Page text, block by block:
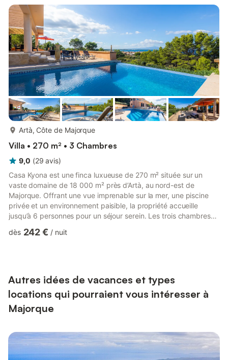
équipements de qualité de cette maison typique de Majorque
comprennent le Wi-Fi, la télévision par satellite, l...
Artà, Côte de Majorque
Villa • 270 m² • 3 Chambres
9,0 (29 avis)
Casa Kyona est une finca luxueuse de 270 m² située sur un
vaste domaine de 18 000 m² près d’Artà, au nord-est de
Majorque. Offrant une vue imprenable sur la mer, une piscine
privée et un environnement paisible, la propriété accueille
jusqu’à 6 personnes pour un séjour serein. Les trois chambres
que le salon principal n’est pas équipé de climatisation — nous
dès 242 € / nuit
Autres idées de vacances et types
locations qui pourraient vous intéresser à
Majorque